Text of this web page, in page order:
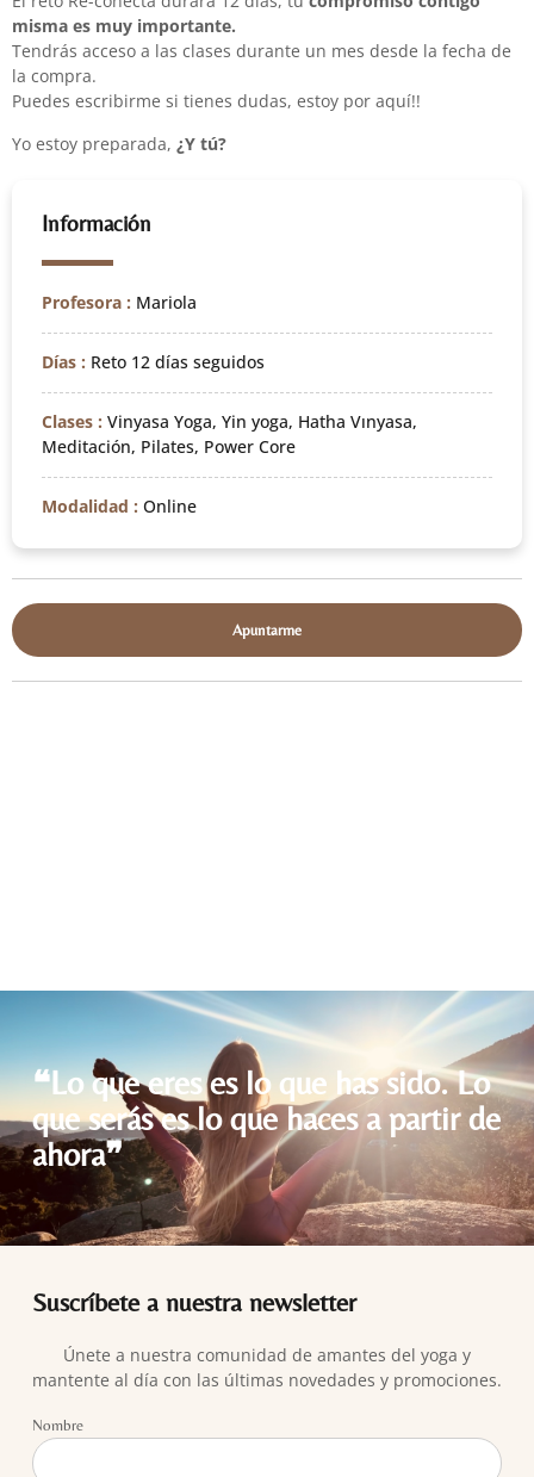
misma es muy importante.
Tendrás acceso a las clases durante un mes desde la fecha de
la compra.
Puedes escribirme si tienes dudas, estoy por aquí!!
Yo estoy preparada, ¿Y tú?
Información
Profesora : Mariola
Días : Reto 12 días seguidos
Clases : Vinyasa Yoga, Yin yoga, Hatha Vınyasa,
Meditación, Pilates, Power Core
Modalidad : Online
Apuntarme
❝Lo que eres es lo que has sido. Lo
que serás es lo que haces a partir de
ahora❞
Suscríbete a nuestra newsletter
Únete a nuestra comunidad de amantes del yoga y
mantente al día con las últimas novedades y promociones.
Nombre